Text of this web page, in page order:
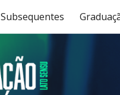
Skip to
Subsequentes